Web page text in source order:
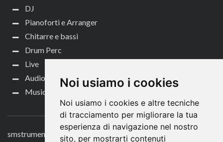
Noi usiamo i cookies
Noi usiamo i cookies e altre tecniche
di tracciamento per migliorare la tua
esperienza di navigazione nel nostro
sito, per mostrarti contenuti
DJ
Pianoforti e Arranger
Chitarre e bassi
Drum Perc
Live
Audio per video
Music Life
CONTATTACI
smstrumentimusicali.it